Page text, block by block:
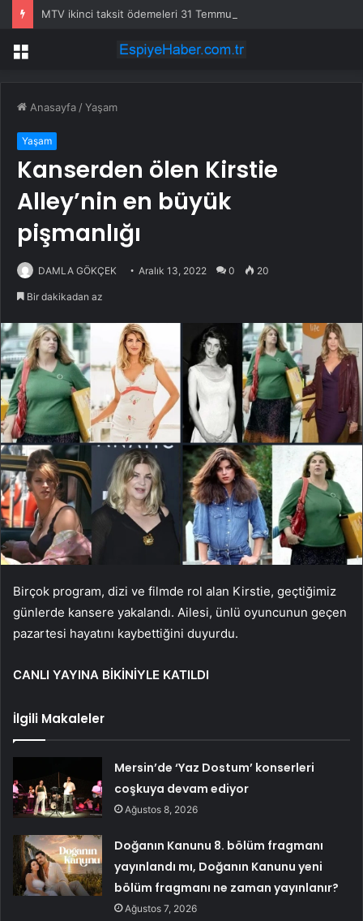
MTV ikinci taksit ödemeleri 31 Temmuz’da sona eriyor
Menü
Anasayfa /Yaşam
Yaşam
Kanserden ölen Kirstie
Alley’nin en büyük
pişmanlığı
DAMLA GÖKÇEK Aralık 13, 2022 0 20
Bir dakikadan az
Birçok program, dizi ve filmde rol alan Kirstie, geçtiğimiz
günlerde kansere yakalandı. Ailesi, ünlü oyuncunun geçen
pazartesi hayatını kaybettiğini duyurdu.
CANLI YAYINA BİKİNİYLE KATILDI
İlgili Makaleler
Mersin’de ‘Yaz Dostum’ konserleri
coşkuya devam ediyor
Ağustos 8, 2026
Doğanın Kanunu 8. bölüm fragmanı
yayınlandı mı, Doğanın Kanunu yeni
bölüm fragmanı ne zaman yayınlanır?
Ağustos 7, 2026